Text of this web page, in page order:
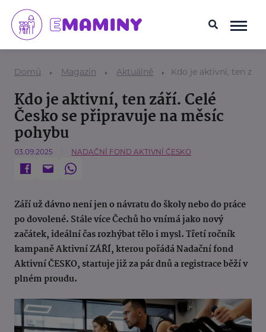
Domů Magazín Aktuálně Kdo je aktivní, ten
Kdo je aktivní, ten září. Celé
Česko se připravuje na měsíc
pohybu
03.09.2025 NADAČNÍ FOND AKTIVNÍ ČESKO
Září už dávno není jen o návratu do školy nebo do práce
po dovolené. Stále více Čechů ho vnímá jako nový
začátek, ideální čas rozhýbat tělo i mysl. Třetí ročník
kampaně Aktivní ZÁŘÍ, kterou pořádá Nadační fond
Aktivní ČESKO, startuje již za pár dnů a registrace běží v
plném proudu.